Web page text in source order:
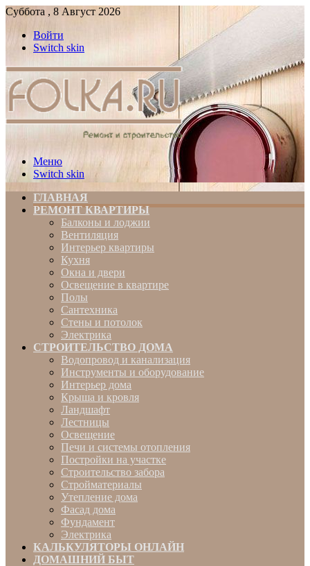
Суббота , 8 Август 2026
Войти
Switch skin
Меню
Switch skin
ГЛАВНАЯ
РЕМОНТ КВАРТИРЫ
Балконы и лоджии
Вентиляция
Интерьер квартиры
Кухня
Окна и двери
Освещение в квартире
Полы
Сантехника
Стены и потолок
Электрика
СТРОИТЕЛЬСТВО ДОМА
Водопровод и канализация
Инструменты и оборудование
Интерьер дома
Крыша и кровля
Ландшафт
Лестницы
Освещение
Печи и системы отопления
Постройки на участке
Строительство забора
Стройматериалы
Утепление дома
Фасад дома
Фундамент
Электрика
КАЛЬКУЛЯТОРЫ ОНЛАЙН
ДОМАШНИЙ БЫТ